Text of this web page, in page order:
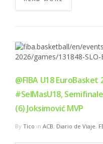
@FIBA U18 EuroBasket
#SelMasU18,
(6) Joksimović MVP
By Tico in ACB, Diario de Viaje,